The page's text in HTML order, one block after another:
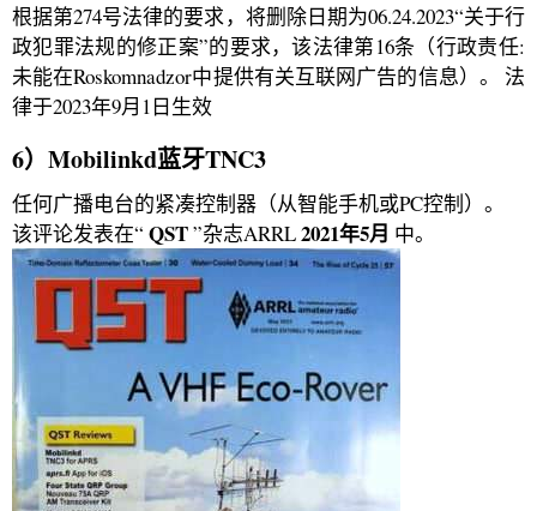
根据第274号法律的要求，将删除日期为06.24.2023“关于行
政犯罪法规的修正案”的要求，该法律第16条（行政责任:
未能在Roskomnadzor中提供有关互联网广告的信息）。 法
律于2023年9月1日生效
6）Mobilinkd蓝牙TNC3
任何广播电台的紧凑控制器（从智能手机或PC控制）。
该评论发表在“ QST”杂志ARRL2021年5月 中。